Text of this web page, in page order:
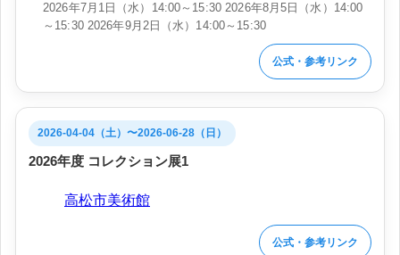
2026年7月1日（水）14:00～15:30 2026年8月5日（水）14:00
～15:30 2026年9月2日（水）14:00～15:30
公式・参考リンク
2026-04-04（土）〜2026-06-28（日）
2026年度 コレクション展1
高松市美術館
公式・参考リンク